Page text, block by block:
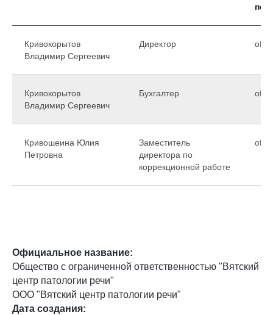
Кривокорытов
Владимир Сергеевич
Директор
Кривокорытов
Владимир Сергеевич
Бухгалтер
Кривошеина Юлия
Петровна
Заместитель
директора по
коррекционной работе
Официальное название:
Общество с ограниченной ответственностью "Вятский
центр патологии речи"
ООО "Вятский центр патологии речи"
Дата создания: